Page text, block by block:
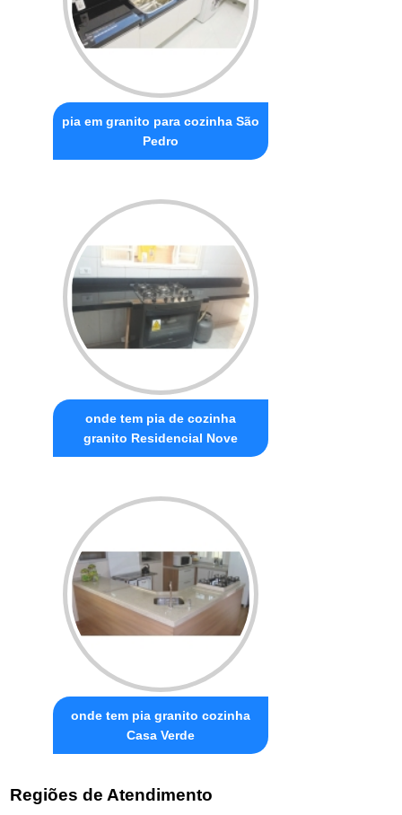
pia em granito para cozinha São
Pedro
onde tem pia de cozinha
granito Residencial Nove
onde tem pia granito cozinha
Casa Verde
Regiões de Atendimento